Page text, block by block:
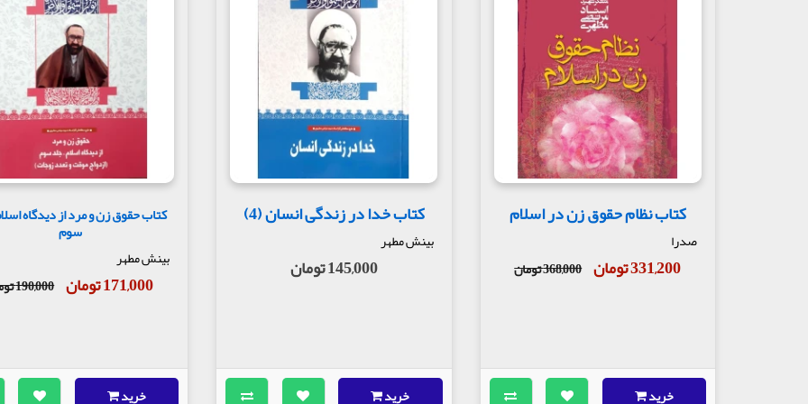
انسان کامل کامل " که حد اعلای انسان است می‏نامیم .
تعبیر انسان کامل :
تعبیر " انسان کامل " در ادبیات اسلامی تا قرن هفتم هجری وجود نداشته‏ است . امروز در اروپا هم این تعبیر خیلی زیاد مطرح است
انسان به کار برده شده است . اولین‏ کسی که در مورد انسان ، تعبیر " انسانکامل " را مطرح کرد ، عارف‏ معروف ، محی‏الدین عربی
عیبهای جسمی و روانی :
آیا انسان سالم و انسان معیوب هم داریم ؟ امروز ثابت شده است که‏تکبر ، واقعا بیماری است ، واقعا اختلال روحی و روانی است ،
کرد ؟ آیا می‏شود انسان یک‏ قرص بخورد و تکبرش از بین برود و تبدیل به یک انسان متواضع شود ؟ . حتی گاهی بیماری جسمی از راه
از راه جسم معالجه می‏شود . مثلا یک بیماری ، واقعا جسمی‏ است ولی با یک سلسله تلقینها و تقویتهای روحی که اینهم خودش
مطلب جزء دلایل قاطع‏ بر این است که واقعا انسان ، موجودی است مرکب از تن و روان ، و روان‏ انسان از تن استقلال دارد و یک
روان نیست ، این دو در یکدیگر اثر دارند . به قول حکما : بدن در روان اثر می‏گذارد و روان‏ در بدن ، قرآن این اصل را پذیرفته
»"در دل و روحشان بیماری است ، "قلب " در قرآن یعنی همان روح و روان انسان . درباره قرآن می‏فرماید : " « و ننزل من القران ما
رحمت ، برای مؤمنین فرستادیم‏ . قرآن ، شفای مؤمنین است .
امیرالمؤمنین می‏فرماید : " از جمله بلایا و شداید فقر است " « و از فقر بدتر ، مریضی بدن است و از بیماری تن بدتر و شدیدتر
به طور اجمال ریشه‏های اصلی آنچه که روح انسان را آفت زده می‏کند برایتان عرض می‏کنم . از نظر روانشناسی ، محرومیتها منشأ
کتاب نظام حقوق زن در اسلام
صدرا
331,200 تومان 368,000 تومان
خرید
کتاب خدا در زندگی انسان (4)
بینش مطهر
145,000 تومان
خرید
کتاب حقوق زن و مرد از دیدگاه
سوم
بینش مطهر
171,000 تومان 190,000 تومان
خرید